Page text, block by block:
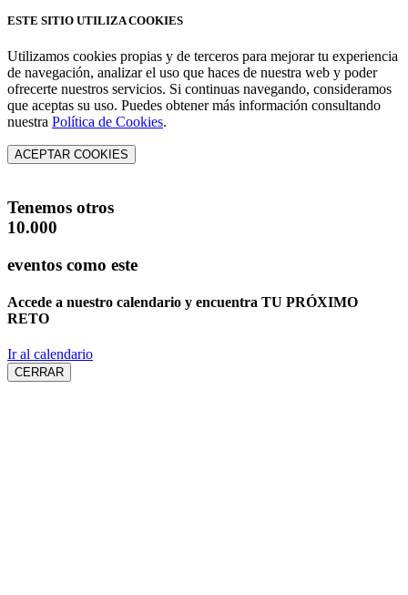
ESTE SITIO UTILIZA COOKIES
Utilizamos cookies propias y de terceros para mejorar tu experiencia
de navegación, analizar el uso que haces de nuestra web y poder
ofrecerte nuestros servicios. Si continuas navegando, consideramos
que aceptas su uso. Puedes obtener más información consultando
nuestra Política de Cookies.
ACEPTAR COOKIES
Tenemos otros
10.000
eventos como este
Accede a nuestro calendario y encuentra TU PRÓXIMO
RETO
Ir al calendario
CERRAR